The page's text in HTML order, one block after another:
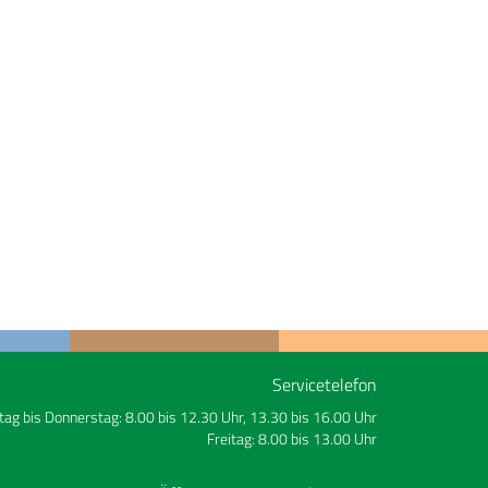
Servicetelefon
bis Donnerstag: 8.00 bis 12.30 Uhr, 13.30 bis 16.00 Uhr
Freitag: 8.00 bis 13.00 Uhr